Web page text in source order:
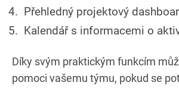
Přehledný projektový
Kalendář s informacemi o
Díky svým praktickým funkcím
pomoci vašemu týmu, pokud se